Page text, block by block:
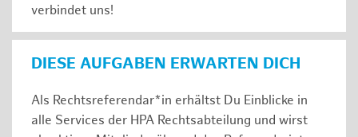
verbindet uns!
DIESE AUFGABEN ERWARTEN DICH
Als Rechtsreferendar*in erhältst Du Einblicke in
alle Services der HPA Rechtsabteilung und wirst